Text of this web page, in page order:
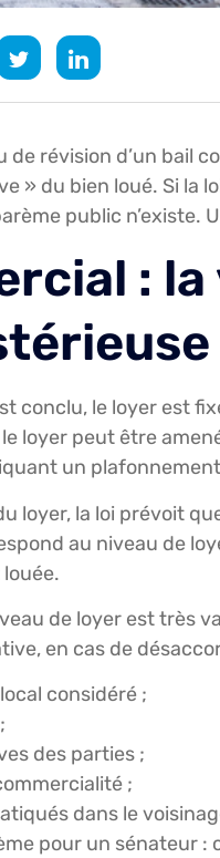
de révision d’un bail
» du bien loué. Si la
public n’existe.
:
conclu, le loyer est
loyer peut être
un
loyer, la loi prévoit
au niveau de
de loyer est très
en cas de
considéré ;
des parties ;
;
dans le
pour un sénateur :